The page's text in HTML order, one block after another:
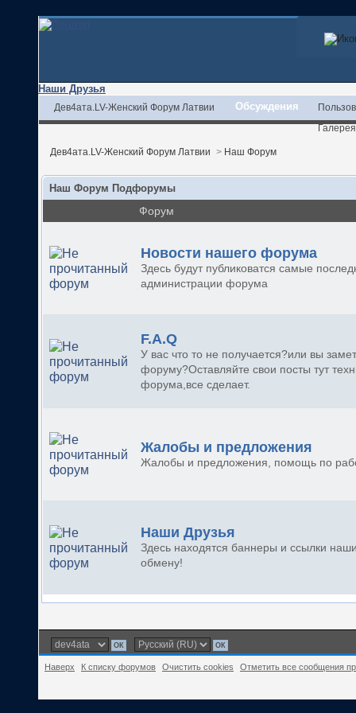
Наши Друзья
Дев4ата.LV-Женский Форум Латвии Обсуждения
Галерея
Дев4ата.LV-Женский Форум Латвии > Наш Форум
Наш Форум Подфорумы
Форум
Новости нашего форума
Здесь будут публиковатся самые
администрации форума
F.A.Q
У вас что то не получается?или вы
форуму?Оставляйте свои посты тут
форума,все сделает.
Жалобы и предложения
Жалобы и предложения, помощь по
Наши Друзья
Здесь находятся баннеры и ссылки
обмену!
Наверх К списку форумов Очистить cookies Отметить все сообщения